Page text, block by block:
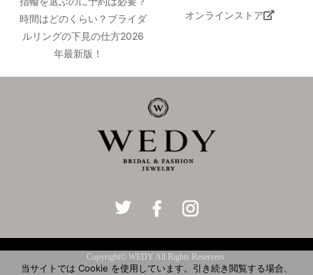
時間はどのくらい？ブライダ
ルリングの下見の仕方2026
年最新版！
オンラインストア
Copyright© WEDY All Rights Reservers.
当サイトでは Cookie を使用しています。引き続き閲覧する場合、